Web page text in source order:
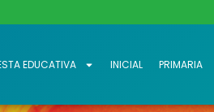
EDUCATIVA INICIAL PRIMARIA